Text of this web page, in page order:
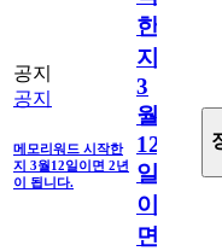
공지
공지
메모리워드 시작한
지 3월12일이면 2년
이 됩니다.
한
지
3
월
12
일
이
면